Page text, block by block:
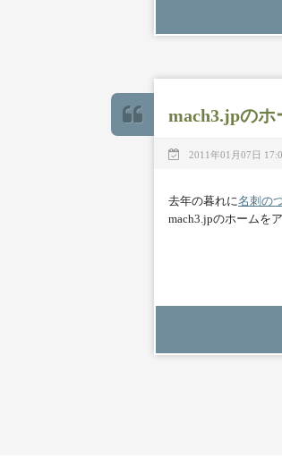
mach3.jpのホ
2011年01月07日
去年の暮れに名刺の
mach3.jpのホームを